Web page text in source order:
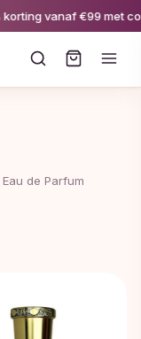
vanaf €99 met code
de Parfum